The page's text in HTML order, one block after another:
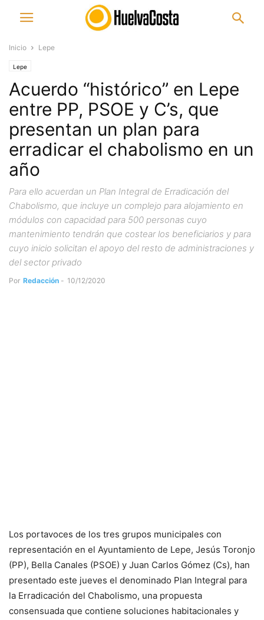
Inicio Lepe
Lepe
Acuerdo “histórico” en Lepe
entre PP, PSOE y C’s, que
presentan un plan para
erradicar el chabolismo en un
año
Para ello acuerdan un Plan Integral de Erradicación del
Chabolismo, que incluye un complejo para alojamiento en
módulos con capacidad para 500 personas cuyo
mantenimiento tendrán que costear los beneficiarios y para
cuyo inicio solicitan el apoyo del resto de administraciones y
del sector privado
Por Redacción - 10/12/2020
Los portavoces de los tres grupos municipales con
representación en el Ayuntamiento de Lepe, Jesús Toronjo
(PP), Bella Canales (PSOE) y Juan Carlos Gómez (Cs), han
presentado este jueves el denominado Plan Integral para
la Erradicación del Chabolismo, una propuesta
consensuada que contiene soluciones habitacionales y